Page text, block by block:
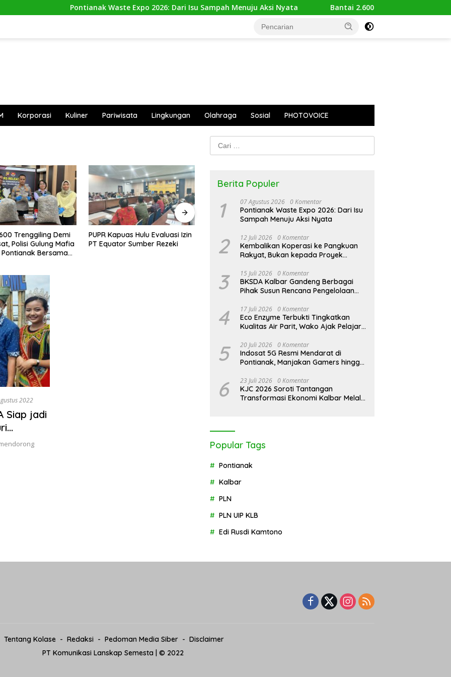
Pontianak Waste Expo 2026: Dari Isu Sampah Menuju Aksi Nyata Bantai 2.600 Trenggiling Demi Mitos
Korporasi Kuliner Pariwisata Lingkungan Olahraga Sosial PHOTOVOICE
Hulu Evaluasi Izin
Sumber Rezeki
Perbudakan Modern di Balik
Perkebunan Sawit Bersertifikat
Kalimantan Darurat Asap,
WALHI Desak Negara Seret
Korporasi Nakal
Mangrove Sedunia di Medan
Mas, Kolaborasi Lintas Elemen
Agustus 2022
Siap jadi
Cari
untuk:
Berita Populer
1 07 Agustus 2026 0 Komentar
Pontianak Waste Expo 2026: Dari Isu
Sampah Menuju Aksi Nyata
2 12 Juli 2026 0 Komentar
Kembalikan Koperasi ke Pangkuan
Rakyat, Bukan kepada Proyek
3 15 Juli 2026 0 Komentar
BKSDA Kalbar Gandeng Berbagai
Pihak Susun Rencana Pengelolaan
Karimata 2027-2036
4 17 Juli 2026 0 Komentar
Eco Enzyme Terbukti Tingkatkan
Kualitas Air Parit, Wako Ajak Pelajar
5 20 Juli 2026 0 Komentar
Indosat 5G Resmi Mendarat di
Pontianak, Manjakan Gamers hingga
6 23 Juli 2026 0 Komentar
KJC 2026 Soroti Tantangan
Transformasi Ekonomi Kalbar Melalui
Popular Tags
Pontianak
Kalbar
PLN
PLN UIP KLB
Edi Rusdi Kamtono
Tentang Kolase Redaksi Pedoman Media Siber
Disclaimer
PT Komunikasi Lanskap Semesta | © 2022